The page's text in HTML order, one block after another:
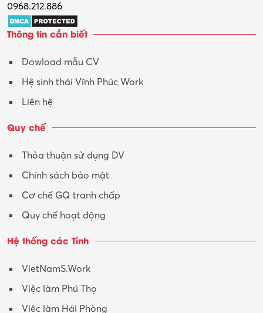
0968.212.886
Thông tin cần biết
Dowload mẫu CV
Hệ sinh thái Vĩnh Phúc Work
Liên hệ
Quy chế
Thỏa thuận sử dụng DV
Chính sách bảo mật
Cơ chế GQ tranh chấp
Quy chế hoạt động
Hệ thống các Tỉnh
VietNamS.Work
Việc làm Phú Thọ
Việc làm Hải Phòng